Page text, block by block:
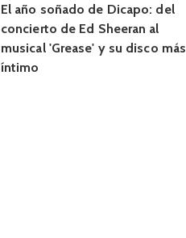
El año soñado de Dicapo: del
concierto de Ed Sheeran al
musical 'Grease' y su disco más
íntimo